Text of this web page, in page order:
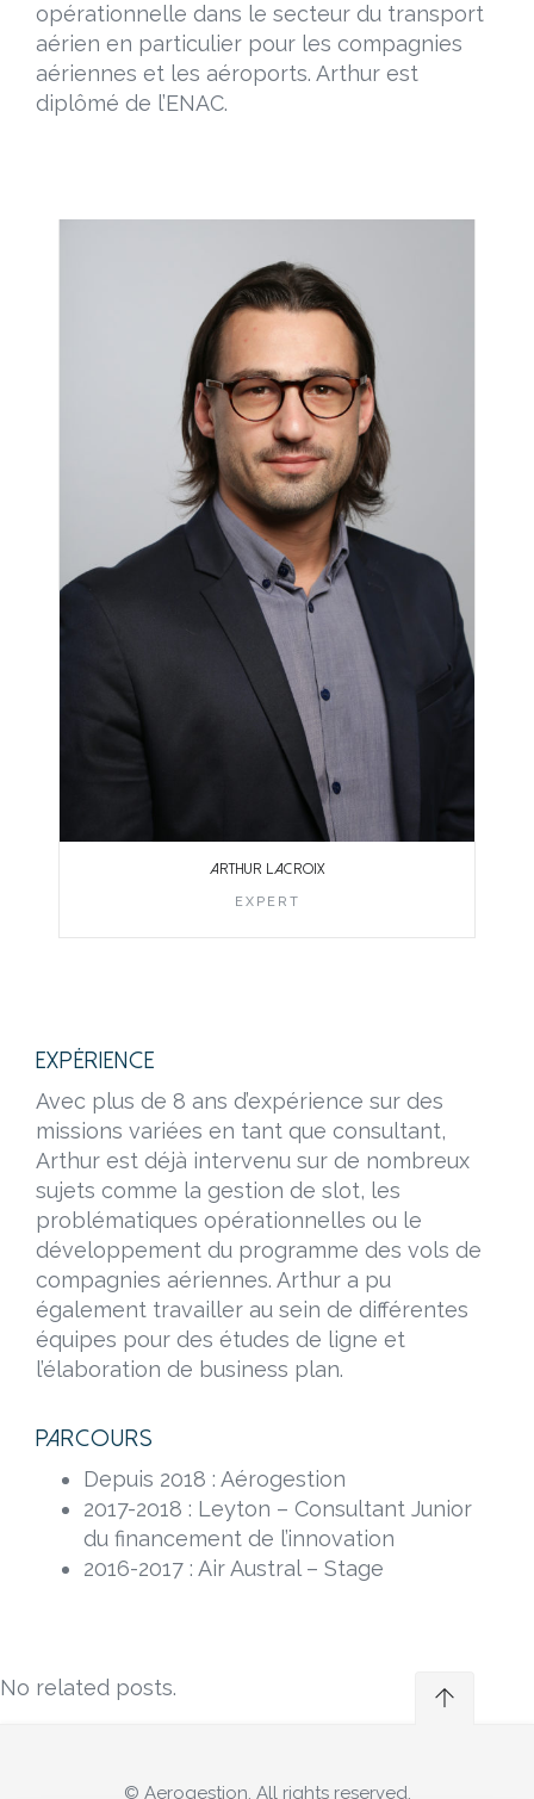
opérationnelle dans le secteur du transport
aérien en particulier pour les compagnies
aériennes et les aéroports. Arthur est
diplômé de l’ENAC.
ARTHUR LACROIX
EXPERT
Expérience
Avec plus de 8 ans d’expérience sur des
missions variées en tant que consultant,
Arthur est déjà intervenu sur de nombreux
sujets comme la gestion de slot, les
problématiques opérationnelles ou le
développement du programme des vols de
compagnies aériennes. Arthur a pu
également travailler au sein de différentes
équipes pour des études de ligne et
l’élaboration de business plan.
Parcours
Depuis 2018 : Aérogestion
2017-2018 : Leyton – Consultant Junior
du financement de l’innovation
2016-2017 : Air Austral – Stage
No related posts.
© Aerogestion. All rights reserved.